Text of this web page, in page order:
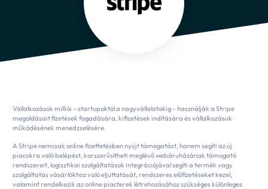
Vállalkozások milliói – startupoktól a nagyvállalatokig – használják a Stripe
megoldásait fizetések fogadására, kifizetések indítására és vállalkozásuk
működésének menedzselésére.
A Stripe nemcsak online fizettetésben nyújt támogatást, hanem segíti az új
piacokra való belépést, korszerűsítheti meglévő webáruházának támogató
rendszereit, logisztikai szolgáltatások integrációjával segíti a termék vagy
szolgáltatás vásárlókhoz való eljuttatását, rendszeres előfizetéseket kezel,
valamint rendelkezik az online piacterek létrehozásához szükséges különleges